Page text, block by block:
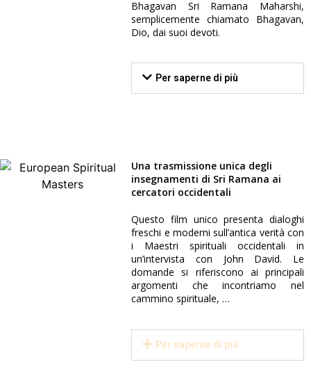
Bhagavan Sri Ramana Maharshi,
semplicemente chiamato Bhagavan,
Dio, dai suoi devoti.
Per saperne di più
Una trasmissione unica degli
insegnamenti di Sri Ramana ai
cercatori occidentali
Questo film unico presenta dialoghi
freschi e moderni sull’antica verità con
i Maestri spirituali occidentali in
un’intervista con John David. Le
domande si riferiscono ai principali
argomenti che incontriamo nel
cammino spirituale, …
Per saperne di più